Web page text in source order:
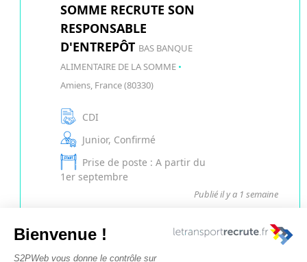
SOMME RECRUTE SON
RESPONSABLE
D'ENTREPÔT BAS BANQUE
ALIMENTAIRE DE LA SOMME •
Amiens, France (80330)
CDI
Junior, Confirmé
Prise de poste : A partir du
1er septembre
Publié il y a 1 semaine
CONDUCTEUR (TRICE)